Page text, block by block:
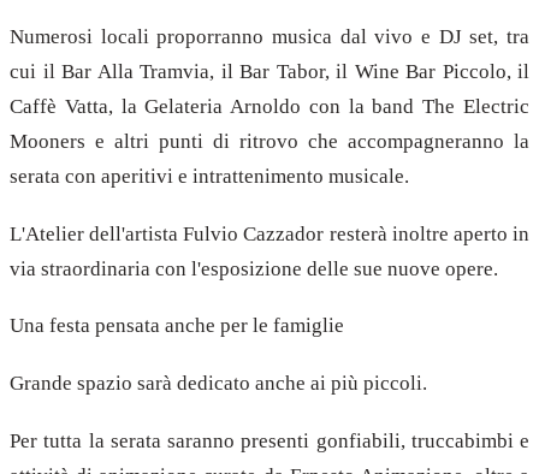
Numerosi locali proporranno musica dal vivo e DJ set, tra
cui il Bar Alla Tramvia, il Bar Tabor, il Wine Bar Piccolo, il
Caffè Vatta, la Gelateria Arnoldo con la band The Electric
Mooners e altri punti di ritrovo che accompagneranno la
serata con aperitivi e intrattenimento musicale.
L'Atelier dell'artista Fulvio Cazzador resterà inoltre aperto in
via straordinaria con l'esposizione delle sue nuove opere.
Una festa pensata anche per le famiglie
Grande spazio sarà dedicato anche ai più piccoli.
Per tutta la serata saranno presenti gonfiabili, truccabimbi e